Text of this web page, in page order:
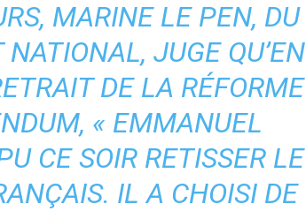
MARINE LE PEN, DU
JUGE QU’EN
DE LA RÉFORME
« EMMANUEL
CE SOIR RETISSER LE
IL A CHOISI DE